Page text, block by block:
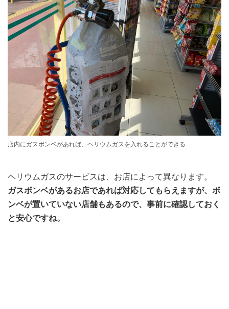
店内にガスボンベがあれば、ヘリウムガスを入れることができる
ヘリウムガスのサービスは、お店によって異なります。
ガスボンベがあるお店であれば対応してもらえますが、ボ
ンベが置いていない店舗もあるので、事前に確認しておく
と安心ですね。